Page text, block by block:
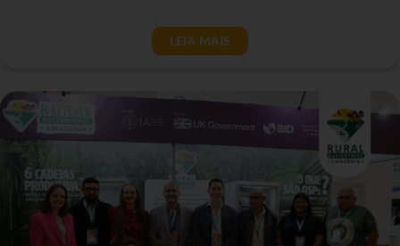
LEIA MAIS